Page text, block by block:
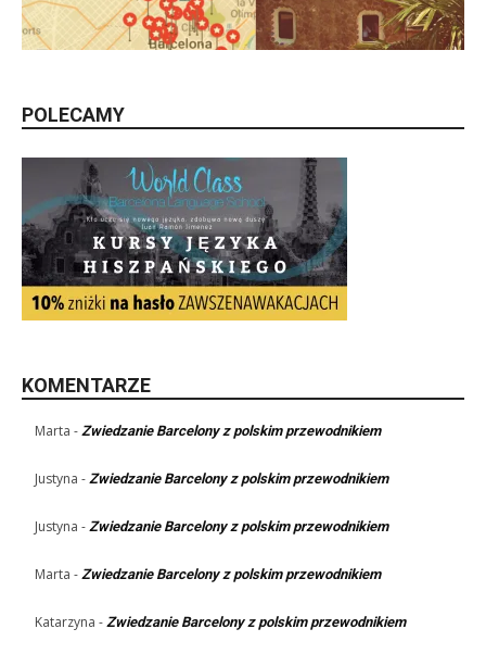
POLECAMY
KOMENTARZE
Marta - Zwiedzanie Barcelony z polskim przewodnikiem
Justyna - Zwiedzanie Barcelony z polskim przewodnikiem
Justyna - Zwiedzanie Barcelony z polskim przewodnikiem
Marta - Zwiedzanie Barcelony z polskim przewodnikiem
Katarzyna - Zwiedzanie Barcelony z polskim przewodnikiem